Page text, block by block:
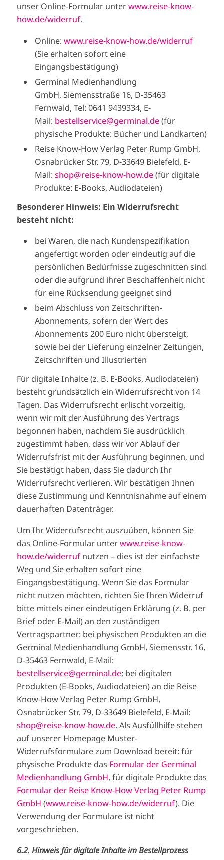
unser Online-Formular unterwww.reise-know-
how.de/widerruf.
Online:www.reise-know-how.de/widerruf
(Sie erhalten sofort eine
Eingangsbestätigung)
Germinal Medienhandlung
GmbH, Siemensstraße 16, D-35463
Fernwald, Tel: 0641 9439334, E-
Mail: bestellservice@germinal.de(für
physische Produkte: Bücher und Landkarten)
Reise Know-How Verlag Peter Rump GmbH,
Osnabrücker Str. 79, D-33649 Bielefeld, E-
Mail:shop@reise-know-how.de(für digitale
Produkte: E-Books, Audiodateien)
Besonderer Hinweis: Ein Widerrufsrecht
besteht nicht:
bei Waren, die nach Kundenspezifikation
angefertigt worden oder eindeutig auf die
persönlichen Bedürfnisse zugeschnitten sind
oder die aufgrund ihrer Beschaffenheit nicht
für eine Rücksendung geeignet sind
beim Abschluss von Zeitschriften-
Abonnements, sofern der Wert des
Abonnements 200 Euro nicht übersteigt,
sowie bei der Lieferung einzelner Zeitungen,
Zeitschriften und Illustrierten
Für digitale Inhalte (z. B. E-Books, Audiodateien)
besteht grundsätzlich ein Widerrufsrecht von 14
Tagen. Das Widerrufsrecht erlischt vorzeitig,
wenn wir mit der Ausführung des Vertrags
begonnen haben, nachdem Sie ausdrücklich
zugestimmt haben, dass wir vor Ablauf der
Widerrufsfrist mit der Ausführung beginnen, und
Sie bestätigt haben, dass Sie dadurch Ihr
Widerrufsrecht verlieren. Wir bestätigen Ihnen
diese Zustimmung und Kenntnisnahme auf einem
dauerhaften Datenträger.
Um Ihr Widerrufsrecht auszuüben, können Sie
das Online-Formular unterwww.reise-know-
how.de/widerrufnutzen – dies ist der einfachste
Weg und Sie erhalten sofort eine
Eingangsbestätigung. Wenn Sie das Formular
nicht nutzen möchten, richten Sie Ihren Widerruf
bitte mittels einer eindeutigen Erklärung (z. B. per
Brief oder E-Mail) an den zuständigen
Vertragspartner: bei physischen Produkten an die
Germinal Medienhandlung GmbH, Siemensstr. 16,
D-35463 Fernwald, E-Mail:
bestellservice@germinal.de; bei digitalen
Produkten (E-Books, Audiodateien) an die Reise
Know-How Verlag Peter Rump GmbH,
Osnabrücker Str. 79, D-33649 Bielefeld, E-Mail:
shop@reise-know-how.de. Als Ausfüllhilfe stehen
auf unserer Homepage Muster-
Widerrufsformulare zum Download bereit: für
physische Produkte das Formular der Germinal
Medienhandlung GmbH, für digitale Produkte das
Formular der Reise Know-How Verlag Peter Rump
GmbH (www.reise-know-how.de/widerruf). Die
Verwendung der Formulare ist nicht
vorgeschrieben.
6.2. Hinweis für digitale Inhalte im Bestellprozess